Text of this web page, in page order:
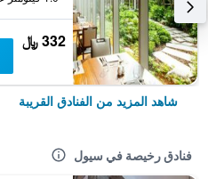
332 ﷼
شاهد المزيد من الفنادق القريبة
فنادق رخيصة في سيول